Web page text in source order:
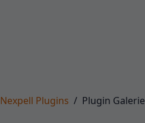
Nexpell Plugins Plugin Galerie